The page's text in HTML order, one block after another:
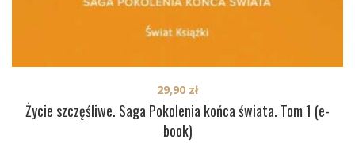
Życie szczęśliwe. Saga Pokolenia końca świata. Tom 1 (e-
book)
29,90 zł